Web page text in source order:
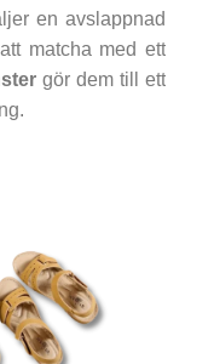
en avslappnad
matcha med ett
gör dem till ett